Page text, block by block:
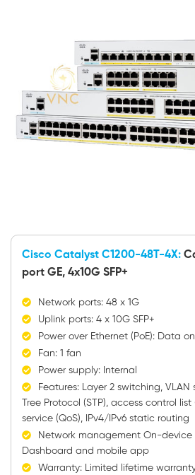
Cisco Catalyst C1200-48T-4X:
port GE, 4x10G SFP+
Network ports: 48 x 1G
Uplink ports: 4 x 10G SFP+
Power over Ethernet (PoE): Data
Fan: 1 fan
Power supply: Internal
Features: Layer 2 switching,
Tree Protocol (STP), access control
service (QoS), IPv4/IPv6 static routing
Network management On-device
Dashboard and mobile app
Warranty: Limited lifetime